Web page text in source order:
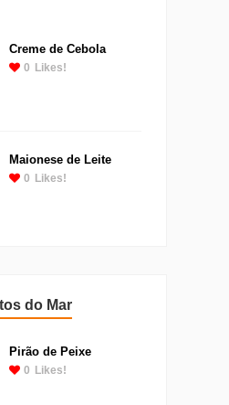
Creme de Cebola
0 Likes!
Maionese de Leite
0 Likes!
do Mar
Pirão de Peixe
0 Likes!